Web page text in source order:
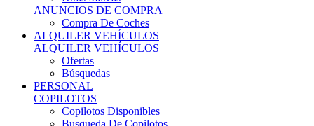
Compra De Coches
ALQUILER VEHÍCULOS
ALQUILER VEHÍCULOS
Ofertas
Búsquedas
PERSONAL
COPILOTOS
Copilotos Disponibles
Busqueda De Copilotos
MECANICOS